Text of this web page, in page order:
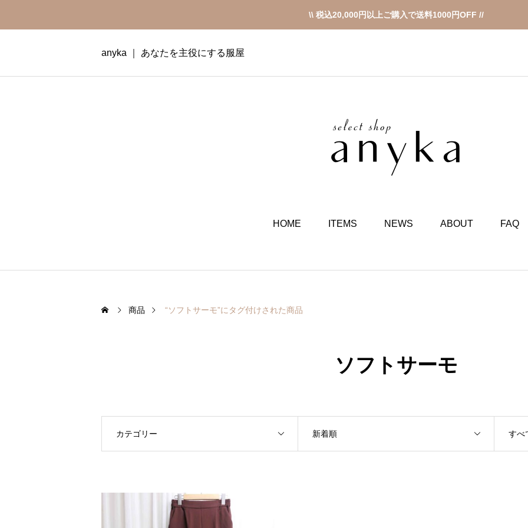
\\ 税込20,000円以上ご購入で送料1000円OFF //
anyka ｜ あなたを主役にする服屋
HOME ITEMS NEWS ABOUT FAQ
商品 “ソフトサーモ”にタグ付けされた商品
ソフトサーモ
カテゴリー 新着順 すべ